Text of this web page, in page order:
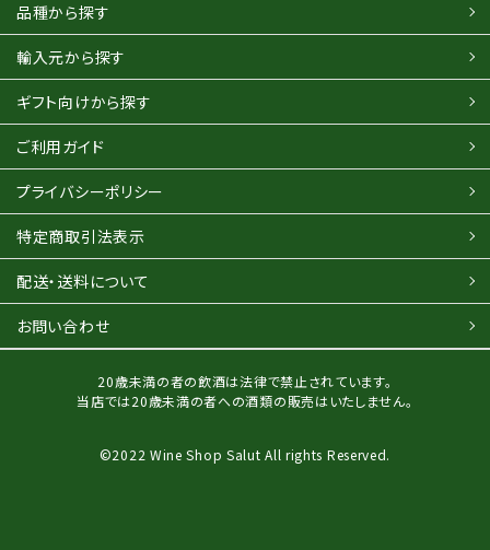
品種から探す
輸入元から探す
ギフト向けから探す
ご利用ガイド
プライバシーポリシー
特定商取引法表示
配送・送料について
お問い合わせ
20歳未満の者の飲酒は法律で禁止されています。
当店では20歳未満の者への酒類の販売はいたしません。
©2022 Wine Shop Salut All rights Reserved.